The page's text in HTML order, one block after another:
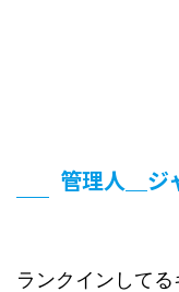
管理人＿ジ
ランクインして